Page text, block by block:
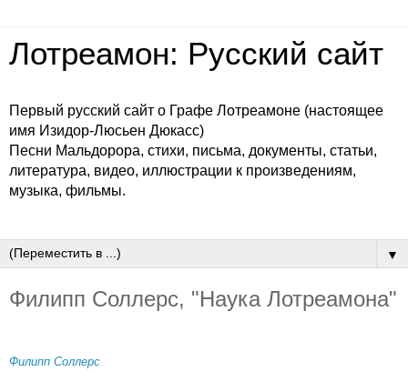
Лотреамон: Русский сайт
Первый русский сайт о Графе Лотреамоне (настоящее
имя Изидор-Люсьен Дюкасс)
Песни Мальдорора, стихи, письма, документы, статьи,
литература, видео, иллюстрации к произведениям,
музыка, фильмы.
▼
Филипп Соллерс, "Наука Лотреамона"
Филипп Соллерс